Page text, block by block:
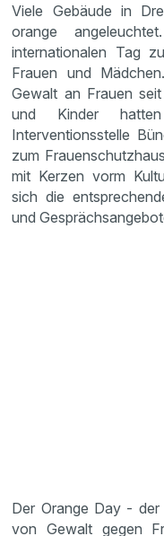
Viele Gebäude in
orange
internationalen Tag
Frauen und
Gewalt an Frauen
und Kinder
Interventionsstelle
zum
mit Kerzen vorm
sich die
und
Der Orange Day - der
von Gewalt gegen